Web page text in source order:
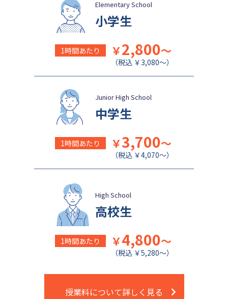
盛岡白百合学園中学校 関西学院千里国際中等部
Elementary School
小学生
1時間あたり ￥2,800～
（税込 ￥3,080～）
Junior High School
中学生
1時間あたり ￥3,700～
（税込 ￥4,070～）
High School
高校生
1時間あたり ￥4,800～
（税込 ￥5,280～）
授業料について詳しく見る